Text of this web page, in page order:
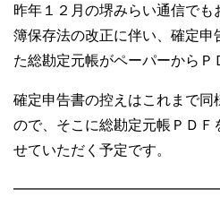
昨年１２月の堺みらい通信で
簿保存法の改正に伴い、確定申
た総勘定元帳がペーパーからＰ
確定申告書の控えはこれまで同
ので、そこに総勘定元帳ＰＤＦ
せていただく予定です。